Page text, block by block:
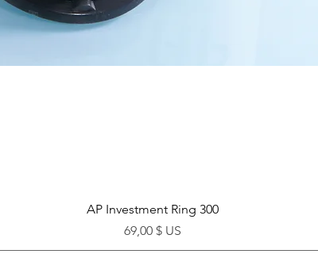
Aperçu rapide
AP Investment Ring 300
Prix
69,00 $ US